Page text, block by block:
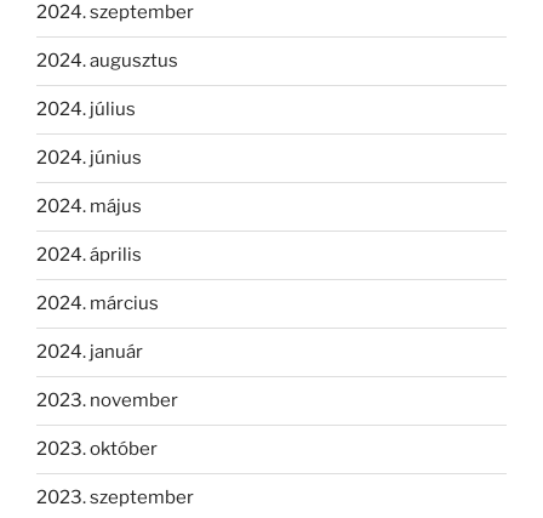
2024. szeptember
2024. augusztus
2024. július
2024. június
2024. május
2024. április
2024. március
2024. január
2023. november
2023. október
2023. szeptember